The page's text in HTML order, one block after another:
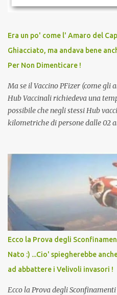
persona cattiva. Non avevamo
vaccino usato per minacciare i
scuola. Non avevamo mai visto
dodicenne di ignorare il
che abbiamo elencato sopra...
Era un po' come l' Amaro del
Ghiacciato, ma andava bene
Per Non Dimenticare !
Ma se il Vaccino PFizer (come
Hub Vaccinali richiedeva una
possibile che negli stessi Hub
kilometriche di persone dalle 02
Vaccino come: l' Amaro del
andava bene anche, a
l'articolo per NON Dimenticare!
Ecco la Prova degli
Nato :) ...Cio' spiegherebbe
ad abbattere i Velivoli invasori !
Ecco la Prova degli